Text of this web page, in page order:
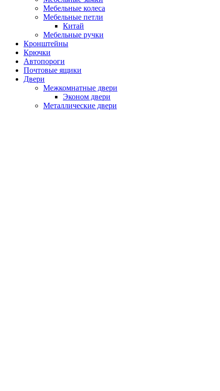
Мебельные колеса
Мебельные петли
Китай
Мебельные ручки
Кронштейны
Крючки
Автопороги
Почтовые ящики
Двери
Межкомнатные двери
Эконом двери
Металлические двери